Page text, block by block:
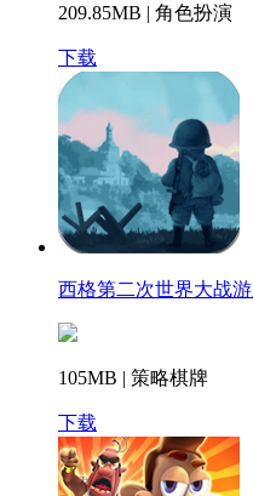
209.85MB | 角色扮演
下载
西格第二次世界大战
105MB | 策略棋牌
下载